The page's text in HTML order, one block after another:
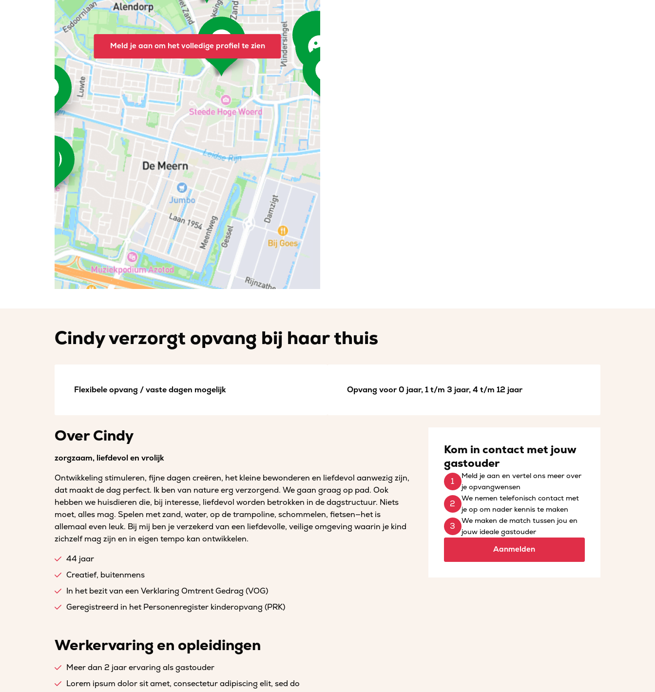
Meld je aan om het volledige profiel te zien
Cindy verzorgt opvang bij haar thuis
Flexibele opvang / vaste dagen mogelijk Opvang voor 0 jaar, 1 t/m 3 jaar, 4 t/m 12 jaar
Over Cindy
zorgzaam, liefdevol en vrolijk
Ontwikkeling stimuleren, fijne dagen creëren, het kleine bewonderen en liefdevol aanwezig zijn,
dat maakt de dag perfect. Ik ben van nature erg verzorgend. We gaan graag op pad. Ook
hebben we huisdieren die, bij interesse, liefdevol worden betrokken in de dagstructuur. Niets
moet, alles mag. Spelen met zand, water, op de trampoline, schommelen, fietsen—het is
allemaal even leuk. Bij mij ben je verzekerd van een liefdevolle, veilige omgeving waarin je kind
zichzelf mag zijn en in eigen tempo kan ontwikkelen.
44 jaar
Creatief, buitenmens
In het bezit van een Verklaring Omtrent Gedrag (VOG)
Geregistreerd in het Personenregister kinderopvang (PRK)
Kom in contact met jouw
gastouder
Meld je aan en vertel ons meer over
je opvangwensen
We nemen telefonisch contact met
je op om nader kennis te maken
We maken de match tussen jou en
jouw ideale gastouder
Aanmelden
Werkervaring en opleidingen
Meer dan 2 jaar ervaring als gastouder
Lorem ipsum dolor sit amet, consectetur adipiscing elit, sed do